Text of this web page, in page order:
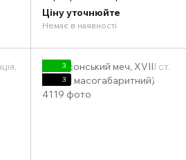
Червона борода, 1475-1546
рр., Туреччина, XVI ст. (макет
Ціну уточнюйте
Немає в наявності
3
3